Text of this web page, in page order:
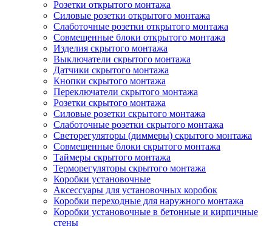
Розетки открытого монтажа
Силовые розетки открытого монтажа
Слаботочные розетки открытого монтажа
Совмещенные блоки открытого монтажа
Изделия скрытого монтажа
Выключатели скрытого монтажа
Датчики скрытого монтажа
Кнопки скрытого монтажа
Переключатели скрытого монтажа
Розетки скрытого монтажа
Силовые розетки скрытого монтажа
Слаботочные розетки скрытого монтажа
Светорегуляторы (диммеры) скрытого монтажа
Совмещенные блоки скрытого монтажа
Таймеры скрытого монтажа
Терморегуляторы скрытого монтажа
Коробки установочные
Аксессуары для установочных коробок
Коробки переходные для наружного монтажа
Коробки установочные в бетонные и кирпичные
стены